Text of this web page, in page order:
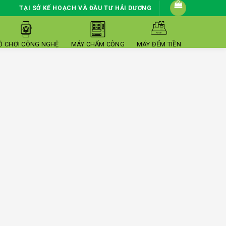
TẠI SỞ KẾ HOẠCH VÀ ĐẦU TƯ HẢI DƯƠNG
CHƠI CÔNG NGHỆ MÁY CHẤM CÔNG MÁY ĐẾM TIỀN